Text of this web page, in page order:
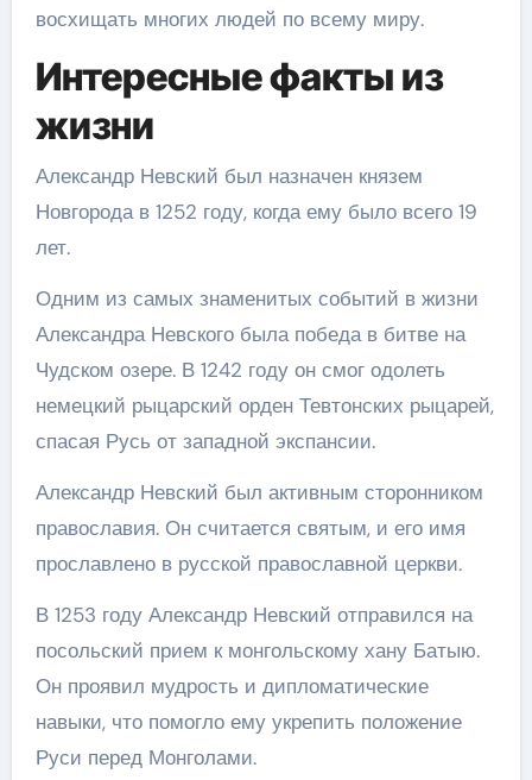
восхищать многих людей по всему миру.
Интересные факты из
жизни
Александр Невский был назначен князем
Новгорода в 1252 году, когда ему было всего 19
лет.
Одним из самых знаменитых событий в жизни
Александра Невского была победа в битве на
Чудском озере. В 1242 году он смог одолеть
немецкий рыцарский орден Тевтонских рыцарей,
спасая Русь от западной экспансии.
Александр Невский был активным сторонником
православия. Он считается святым, и его имя
прославлено в русской православной церкви.
В 1253 году Александр Невский отправился на
посольский прием к монгольскому хану Батыю.
Он проявил мудрость и дипломатические
навыки, что помогло ему укрепить положение
Руси перед Монголами.